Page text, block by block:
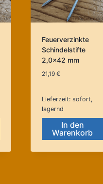
Feuerverzinkte
Schindelstifte
2,0×42 mm
21,19 €
Lieferzeit: sofort,
lagernd
In den
Warenkorb